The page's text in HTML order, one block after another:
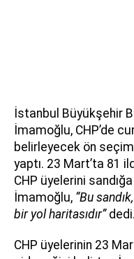
İstanbul Büyükşehir
İmamoğlu, CHP’de
belirleyecek ön
yaptı. 23 Mart’ta 81
CHP üyelerini
İmamoğlu, “Bu
bir yol haritasıdır”dedi.
CHP üyelerinin 23